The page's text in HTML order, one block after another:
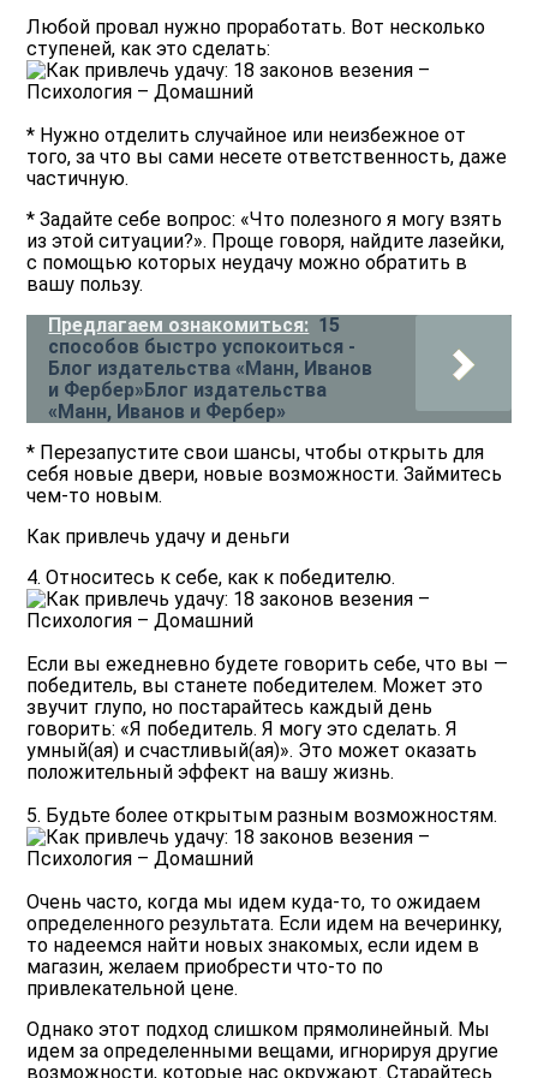
Любой провал нужно проработать. Вот несколько
ступеней, как это сделать:
* Нужно отделить случайное или неизбежное от
того, за что вы сами несете ответственность, даже
частичную.
* Задайте себе вопрос: «Что полезного я могу взять
из этой ситуации?». Проще говоря, найдите лазейки,
с помощью которых неудачу можно обратить в
вашу пользу.
Предлагаем ознакомиться: 15
способов быстро успокоиться -
Блог издательства «Манн, Иванов
и Фербер»Блог издательства
«Манн, Иванов и Фербер»
* Перезапустите свои шансы, чтобы открыть для
себя новые двери, новые возможности. Займитесь
чем-то новым.
Как привлечь удачу и деньги
4. Относитесь к себе, как к победителю.
Если вы ежедневно будете говорить себе, что вы —
победитель, вы станете победителем. Может это
звучит глупо, но постарайтесь каждый день
говорить: «Я победитель. Я могу это сделать. Я
умный(ая) и счастливый(ая)». Это может оказать
положительный эффект на вашу жизнь.
5. Будьте более открытым разным возможностям.
Очень часто, когда мы идем куда-то, то ожидаем
определенного результата. Если идем на вечеринку,
то надеемся найти новых знакомых, если идем в
магазин, желаем приобрести что-то по
привлекательной цене.
Однако этот подход слишком прямолинейный. Мы
идем за определенными вещами, игнорируя другие
возможности, которые нас окружают. Старайтесь